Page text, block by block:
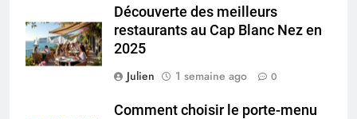
Découverte des meilleurs
restaurants au Cap Blanc Nez en
2025
Julien
1 semaine ago 0
Comment choisir le porte-menu